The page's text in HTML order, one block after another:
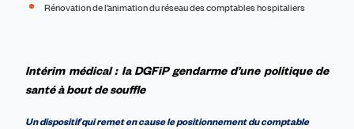
Rénovation de l’animation du réseau des comptables hospitaliers
Intérim médical : la DGFiP gendarme d’une politique de
santé à bout de souffle
Un dispositif qui remet en cause le positionnement du comptable